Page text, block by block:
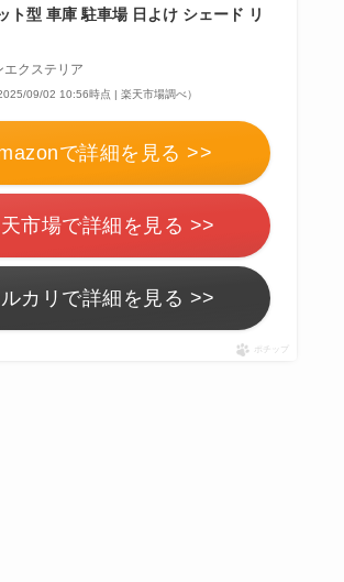
ト型 車庫 駐車場 日よけ シェード リ
クステリア
2025/09/02 10:56時点 | 楽天市場調べ）
で詳細を見る >>
市場で詳細を見る >>
ルカリで詳細を見る >>
ポチップ